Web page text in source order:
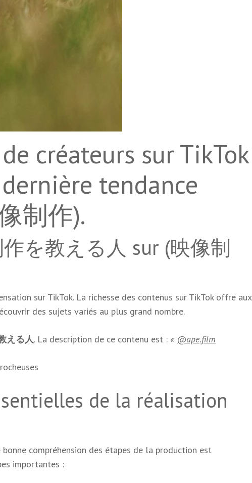
créateurs sur TikTok
tendance
制作).
を教える人 sur (映像制
sur TikTok. La richesse des contenus sur TikTok offre aux
des sujets variés au plus grand nombre.
える人. La description de ce contenu est : « @ape.film
de la réalisation
compréhension des étapes de la production est
importantes :